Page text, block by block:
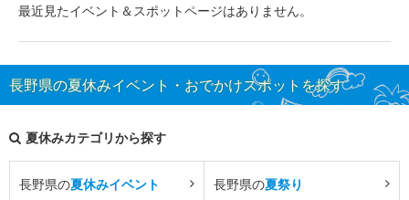
最近見たイベント＆スポットページはありません。
長野県の夏休みイベント・おでかけスポットを探す
夏休みカテゴリから探す
長野県の夏休みイベント 長野県の夏祭り